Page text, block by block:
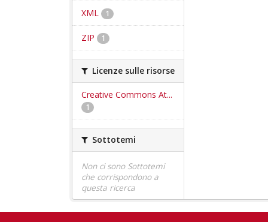
XML 1
ZIP 1
Licenze sulle risorse
Creative Commons At...
1
Sottotemi
Non ci sono Sottotemi
che corrispondono a
questa ricerca